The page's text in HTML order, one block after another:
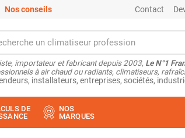
Nos conseils Contact
importateur et fabricant depuis 2003, Le N°1
à air chaud ou radiants, climatiseurs,
installateurs, entreprises, sociétés,
DE
NOS
MARQUES